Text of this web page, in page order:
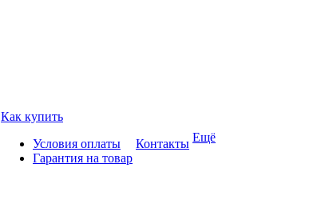
Как купить
Условия оплаты
Гарантия на товар
Контакты Ещё